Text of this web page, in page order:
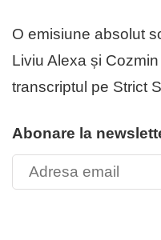
O emisiune absolut
Liviu Alexa și
transcriptul pe Strict
Abonare la